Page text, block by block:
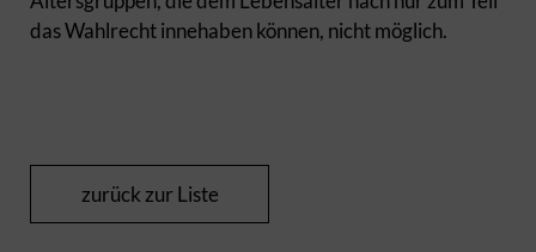
das Wahlrecht innehaben können, nicht möglich.
zurück zur Liste